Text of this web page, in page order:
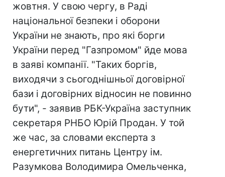
жовтня. У свою чергу, в Раді
національної безпеки і оборони
України не знають, про які борги
України перед "Газпромом" йде мова
в заяві компанії. "Таких боргів,
виходячи з сьогоднішньої договірної
бази і договірних відносин не повинно
бути", - заявив РБК-Україна заступник
секретаря РНБО Юрій Продан. У той
же час, за словами експерта з
енергетичних питань Центру ім.
Разумкова Володимира Омельченка,